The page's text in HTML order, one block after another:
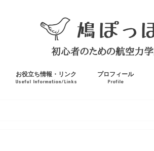
お役立ち情報・リンク
Useful Information/Links
プロフィール
Profile